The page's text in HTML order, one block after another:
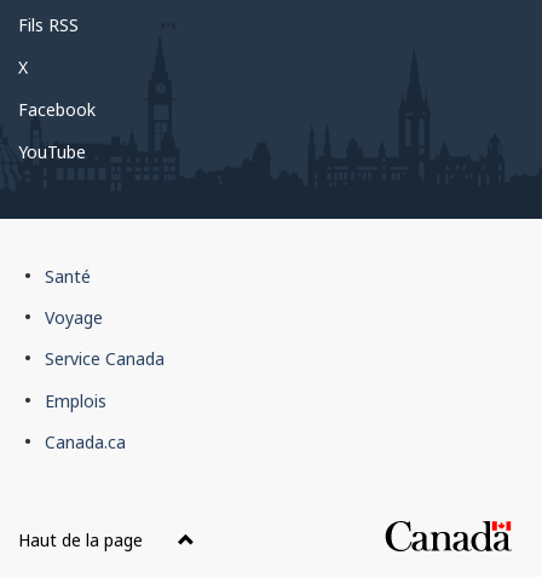
Fils RSS
X
Facebook
YouTube
Pied
de
page
du
gouvernement
du
Santé
Voyage
Service Canada
Emplois
Canada.ca
Haut de la page